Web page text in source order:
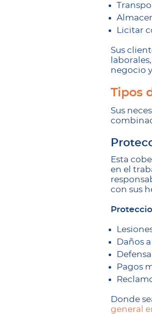
Licitar
Sus
negocio
Tipos
Sus
Esta
en el
con sus
Daños
Pagos
Donde
general